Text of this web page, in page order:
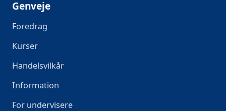
Genveje
Foredrag
Kurser
Handelsvilkår
Information
For undervisere